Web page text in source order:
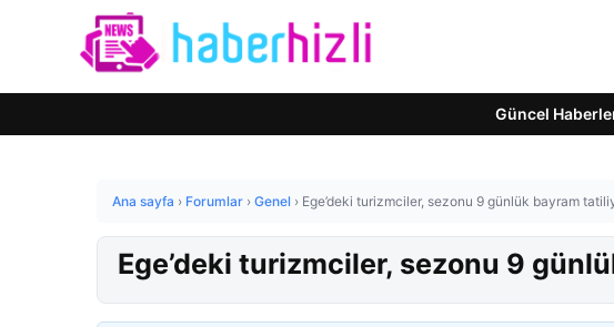
Güncel
Ana sayfa › Forumlar › Genel › Ege’deki turizmciler, sezonu 9 günlük bayram
Ege’deki turizmciler, sezonu 9